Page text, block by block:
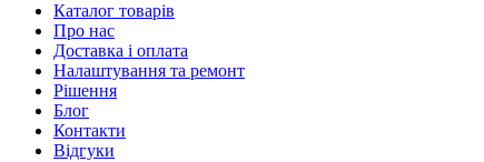
Каталог товарів
Про нас
Доставка і оплата
Налаштування та ремонт
Рішення
Блог
Контакти
Відгуки